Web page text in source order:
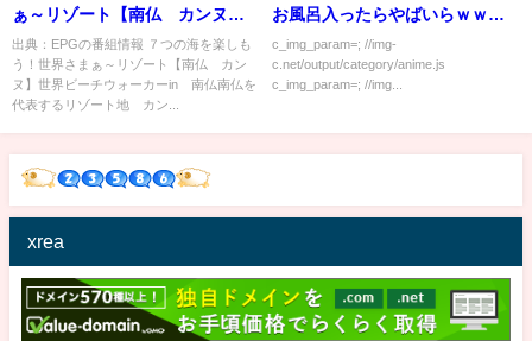
ぁ～リゾート【南仏 カンヌ】
[字]…の番組内容解析まとめ
出典：EPGの番組情報 ７つの海を楽しも
う！世界さまぁ～リゾート【南仏 カン
ヌ】世界ビーチウォーカーin 南仏南仏を
代表するリゾート地 カン...
お風呂入ったらやばいらｗｗｗ
ｗｗ
c_img_param=; //img-
c.net/output/category/anime.js
c_img_param=; //img...
xrea